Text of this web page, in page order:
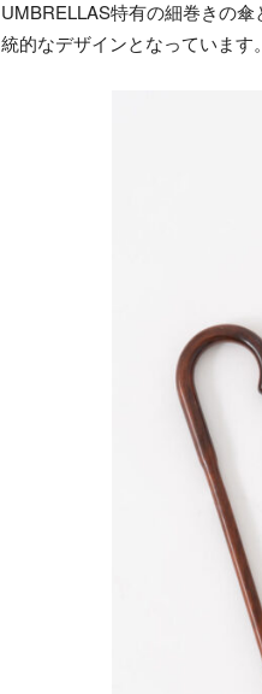
UMBRELLAS特有の細巻きの
統的なデザインとなっています。